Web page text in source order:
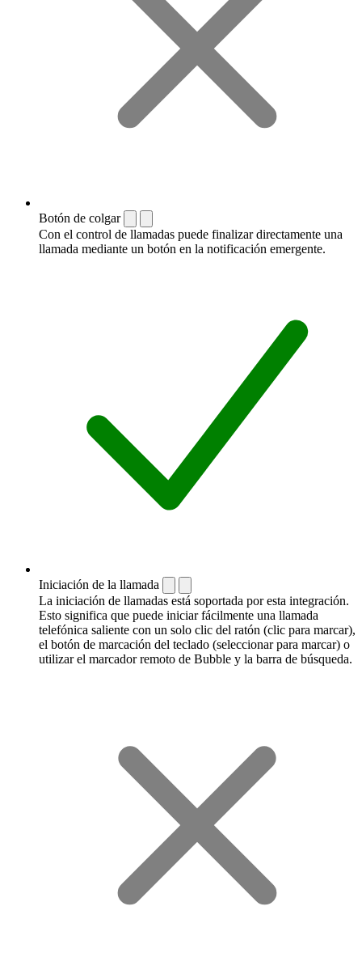
Botón de colgar
Con el control de llamadas puede finalizar directamente una
llamada mediante un botón en la notificación emergente.
Iniciación de la llamada
La iniciación de llamadas está soportada por esta integración.
Esto significa que puede iniciar fácilmente una llamada
telefónica saliente con un solo clic del ratón (clic para marcar),
el botón de marcación del teclado (seleccionar para marcar) o
utilizar el marcador remoto de Bubble y la barra de búsqueda.